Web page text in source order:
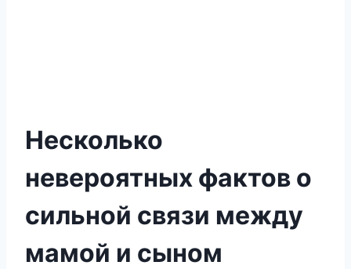
Несколько
невероятных фактов о
сильной связи между
мамой и сыном